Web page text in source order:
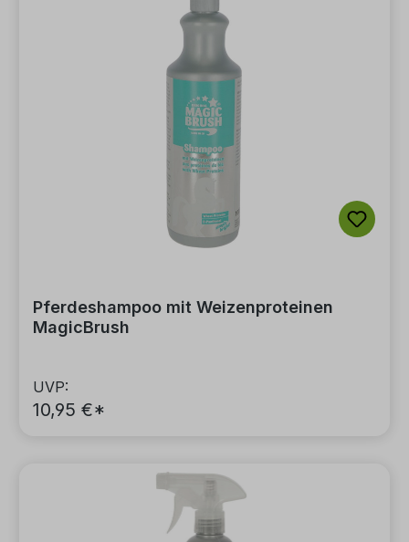
Pferdeshampoo mit Weizenproteinen
MagicBrush
UVP:
10,95 €*